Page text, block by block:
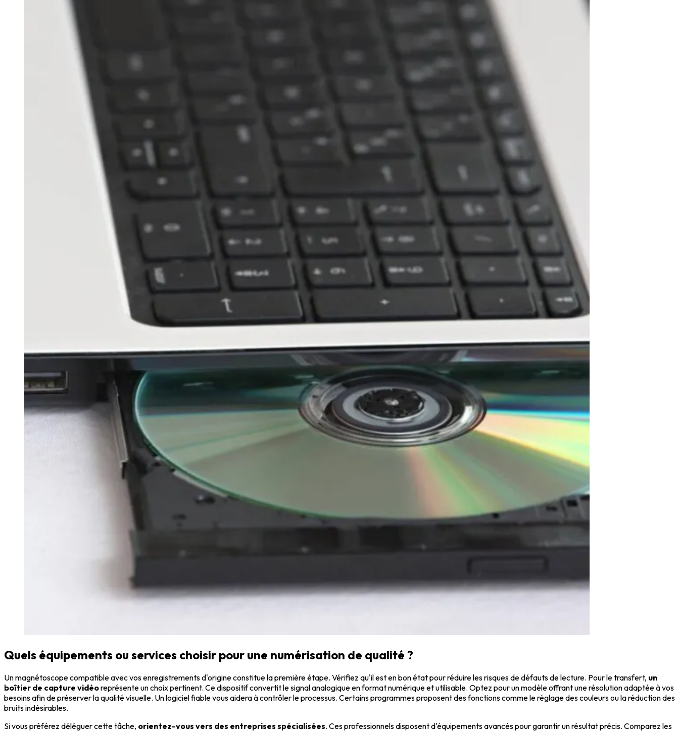
Quels équipements ou services choisir pour une numérisation de qualité ?
Un magnétoscope compatible avec vos enregistrements d'origine constitue la première étape. Vérifiez qu'il est en bon état pour réduire les risques de défauts de lecture. Pour le transfert, un
boîtier de capture vidéoreprésente un choix pertinent. Ce dispositif convertit le signal analogique en format numérique et utilisable. Optez pour un modèle offrant une résolution adaptée à vos
besoins afin de préserver la qualité visuelle. Un logiciel fiable vous aidera à contrôler le processus. Certains programmes proposent des fonctions comme le réglage des couleurs ou la réduction des
bruits indésirables.
Si vous préférez déléguer cette tâche, orientez-vous vers des entreprises spécialisées. Ces professionnels disposent d'équipements avancés pour garantir un résultat précis. Comparez les